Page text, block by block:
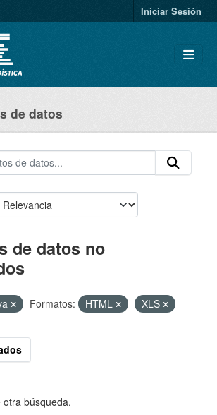
Iniciar Sesión
de datos
de datos no
Formatos: HTML
XLS
búsqueda.